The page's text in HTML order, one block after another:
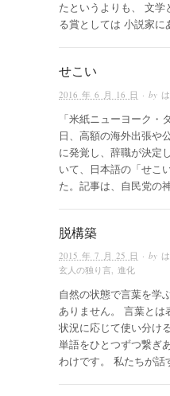
たというよりも、 文学
る賞としては 小説家に
せこい
2016 年 6 月 16 日 · by
「米紙ニューヨーク・
日、高額の海外出張や
に発覚し、辞職が決定
いて、日本語の「せこ
た。記事は、自民党の
脱構築
2015 年 7 月 25 日 · by
玄人の独り言, 進化
自然の状態で言葉を学
ありません。 言葉とは
状況に応じて使い分け
単語をひとつずつ繋ぎ
わけです。 私たちが